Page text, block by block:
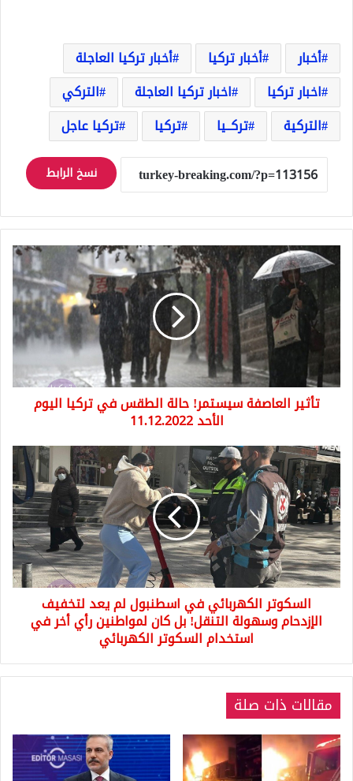
أخبار أخبار تركيا
أخبار تركيا العاجلة
اخبار تركيا
اخبار تركيا العاجلة
التركي
التركية
تركــيا تركيا تركيا عاجل
نسخ الرابط
تأثير
العاصفة
سيستمر!
حالة
الطقس
في
تركيا
اليوم
الأحد
11.12.2022
تأثير العاصفة سيستمر! حالة الطقس في تركيا اليوم
الأحد 11.12.2022
السكوتر
الكهربائي
في
اسطنبول
لم
يعد
لتخفيف
الإزدحام
وسهولة
رأي
في
استخدام
السكوتر
الكهربائي
السكوتر الكهربائي في اسطنبول لم يعد لتخفيف
الإزدحام وسهولة التنقل! بل كان لمواطنين رأي أخر في
استخدام السكوتر الكهربائي
مقالات ذات صلة